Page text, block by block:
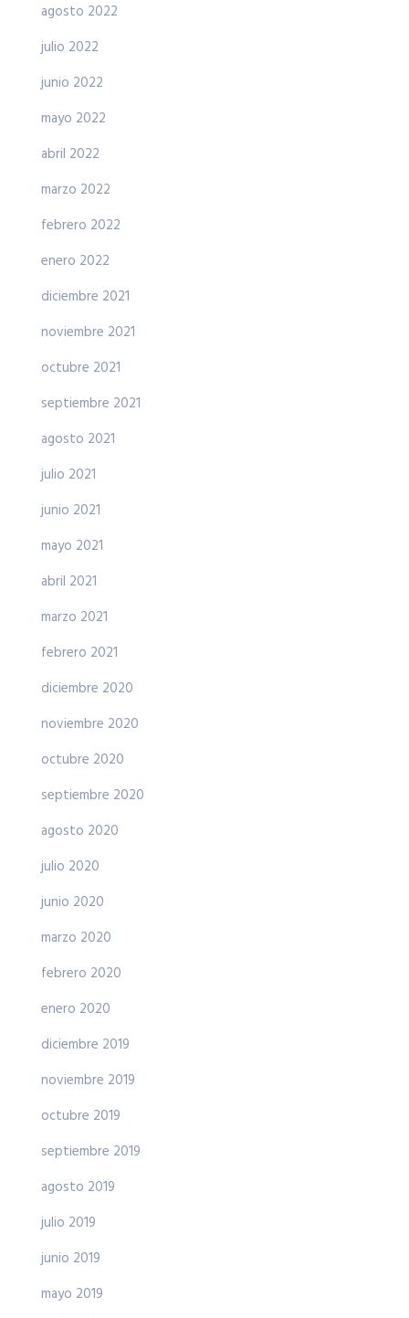
agosto 2022
julio 2022
junio 2022
mayo 2022
abril 2022
marzo 2022
febrero 2022
enero 2022
diciembre 2021
noviembre 2021
octubre 2021
septiembre 2021
agosto 2021
julio 2021
junio 2021
mayo 2021
abril 2021
marzo 2021
febrero 2021
diciembre 2020
noviembre 2020
octubre 2020
septiembre 2020
agosto 2020
julio 2020
junio 2020
marzo 2020
febrero 2020
enero 2020
diciembre 2019
noviembre 2019
octubre 2019
septiembre 2019
agosto 2019
julio 2019
junio 2019
mayo 2019